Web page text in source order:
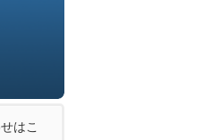
はこ